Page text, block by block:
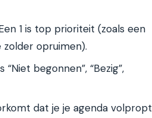
1 is top prioriteit (zoals een
opruimen).
begonnen”, “Bezig”,
dat je je agenda volpropt